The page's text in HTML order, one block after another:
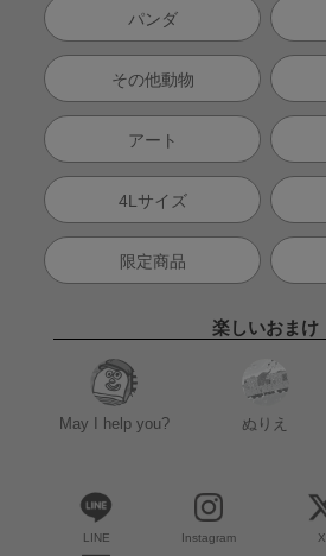
パンダ
その他動物
アート
4Lサイズ
限定商品
楽しいおまけ
May I help you? ぬりえ
LINE Instagram X